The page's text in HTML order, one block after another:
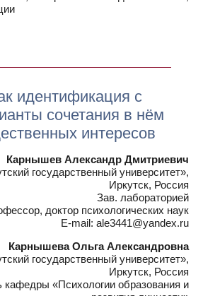
идентификация с
сочетания в нём
интересов
Карнышев Александр Дмитриевич
государственный университет»,
Иркутск, Россия
Зав. лабораторией
доктор психологических наук
E-mail: ale3441@yandex.ru
Карнышева Ольга Александровна
государственный университет»,
Иркутск, Россия
кафедры «Психологии образования и